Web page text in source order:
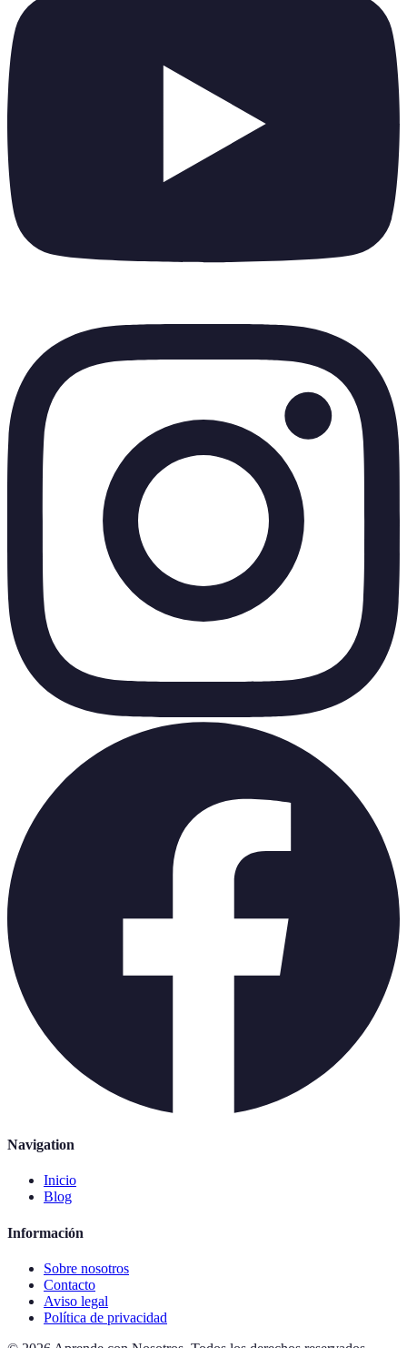
Navigation
Inicio
Blog
Información
Sobre nosotros
Contacto
Aviso legal
Política de privacidad